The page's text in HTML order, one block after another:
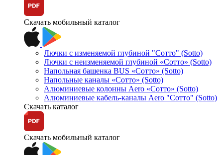
Скачать мобильный каталог
Лючки с изменяемой глубиной "Сотто" (Sotto)
Лючки с неизменяемой глубиной «Сотто» (Sotto)
Напольная башенка BUS «Сотто» (Sotto)
Напольные каналы «Сотто» (Sotto)
Алюминиевые колонны Aero «Сотто» (Sotto)
Алюминиевые кабель-каналы Aero "Сотто" (Sotto)
Скачать каталог
Скачать мобильный каталог